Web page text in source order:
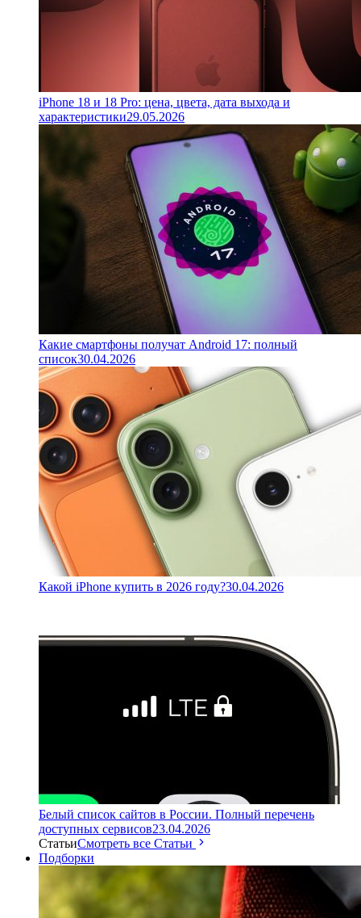
iPhone 18 и 18 Pro: цена, цвета, дата выхода и
характеристики29.05.2026
Какие смартфоны получат Android 17: полный
список30.04.2026
Какой iPhone купить в 2026 году?30.04.2026
Белый список сайтов в России. Полный перечень
доступных сервисов23.04.2026
СтатьиСмотреть все Статьи
Подборки